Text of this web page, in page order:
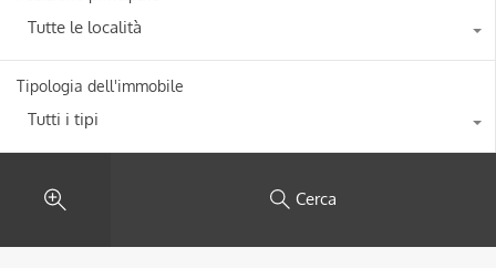
Tutte le località
Tipologia dell'immobile
Tutti i tipi
Cerca